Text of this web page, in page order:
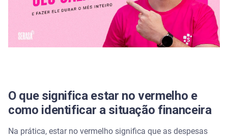
A virada financeira começa agora
Perguntas frequentes sobre como sair do vermelho
rapidamente?
Qual a melhor estratégia para sair do vermelho
O que significa estar no vermelho e
como identificar a situação financeira
Na prática, estar no vermelho significa que as despesas